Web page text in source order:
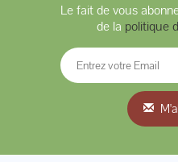
Le fait de vous
de la politique